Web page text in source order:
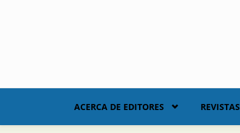
ACERCA DE EDITORES REVISTAS